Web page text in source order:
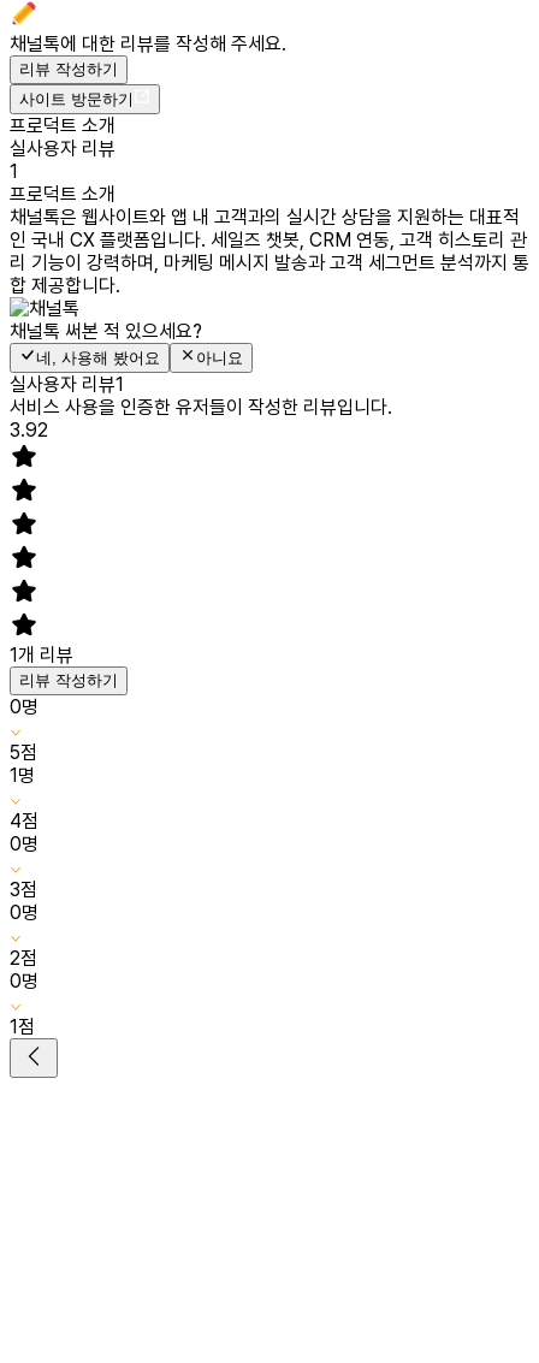
채널톡에 대한 리뷰를 작성해 주세요.
리뷰 작성하기
사이트 방문하기
프로덕트 소개
실사용자 리뷰
1
프로덕트 소개
채널톡은 웹사이트와 앱 내 고객과의 실시간 상담을 지원하는 대표적
인 국내 CX 플랫폼입니다. 세일즈 챗봇, CRM 연동, 고객 히스토리 관
리 기능이 강력하며, 마케팅 메시지 발송과 고객 세그먼트 분석까지 통
합 제공합니다.
채널톡 써본 적 있으세요?
네, 사용해 봤어요 아니요
실사용자 리뷰1
서비스 사용을 인증한 유저들이 작성한 리뷰입니다.
3.92
1개 리뷰
리뷰 작성하기
0명
5점
1명
4점
0명
3점
0명
2점
0명
1점